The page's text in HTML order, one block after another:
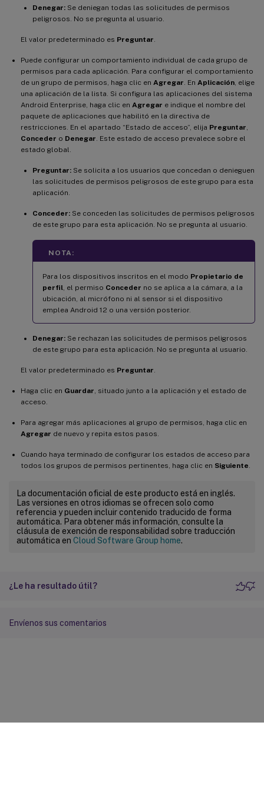
Denegar: Se deniegan todas las solicitudes de permisos
peligrosos. No se pregunta al usuario.
El valor predeterminado es Preguntar.
Puede configurar un comportamiento individual de cada grupo de
permisos para cada aplicación. Para configurar el comportamiento
de un grupo de permisos, haga clic en Agregar. En Aplicación, elige
una aplicación de la lista. Si configura las aplicaciones del sistema
Android Enterprise, haga clic en Agregar e indique el nombre del
paquete de aplicaciones que habilitó en la directiva de
restricciones. En el apartado “Estado de acceso”, elija Preguntar,
Conceder o Denegar. Este estado de acceso prevalece sobre el
estado global.
Preguntar: Se solicita a los usuarios que concedan o denieguen
las solicitudes de permisos peligrosos de este grupo para esta
aplicación.
Conceder: Se conceden las solicitudes de permisos peligrosos
de este grupo para esta aplicación. No se pregunta al usuario.
NOTA:
Para los dispositivos inscritos en el modo Propietario de
perfil, el permiso Conceder no se aplica a la cámara, a la
ubicación, al micrófono ni al sensor si el dispositivo
emplea Android 12 o una versión posterior.
Denegar: Se rechazan las solicitudes de permisos peligrosos
de este grupo para esta aplicación. No se pregunta al usuario.
El valor predeterminado es Preguntar.
Haga clic en Guardar, situado junto a la aplicación y el estado de
acceso.
Para agregar más aplicaciones al grupo de permisos, haga clic en
Agregar de nuevo y repita estos pasos.
Cuando haya terminado de configurar los estados de acceso para
todos los grupos de permisos pertinentes, haga clic en Siguiente.
La documentación oficial de este producto está en inglés.
Las versiones en otros idiomas se ofrecen solo como
referencia y pueden incluir contenido traducido de forma
automática. Para obtener más información, consulte la
cláusula de exención de responsabilidad sobre traducción
automática en Cloud Software Group home.
¿Le ha resultado útil?
Envíenos sus comentarios